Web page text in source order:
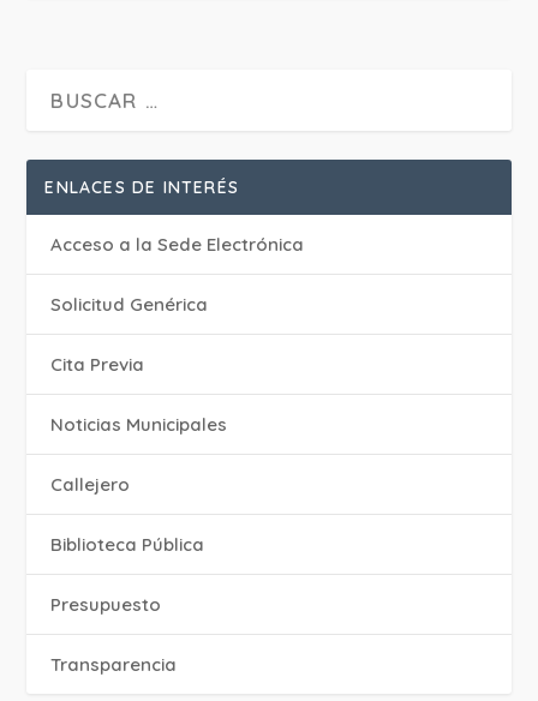
ENLACES DE INTERÉS
Acceso a la Sede Electrónica
Solicitud Genérica
Cita Previa
‎Noticias Municipales
Callejero
Biblioteca Pública
Presupuesto
Transparencia